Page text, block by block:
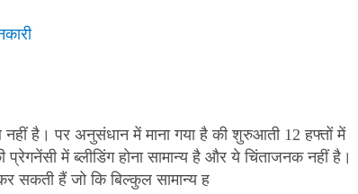
नहीं है। पर अनुसंधान में माना गया है की शुरुआती 12 हफ्तों में
में ब्लीडिंग होना सामान्य है और ये चिंताजनक नहीं है।
सकती हैं जो कि बिल्कुल सामान्य ह